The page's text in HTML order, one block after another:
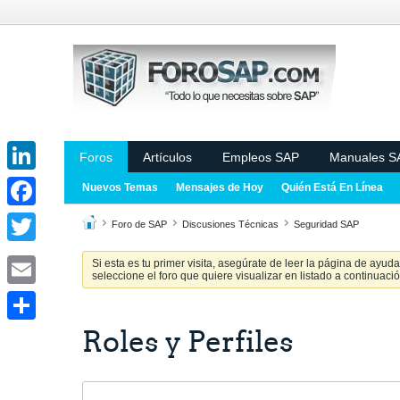
Foros Artículos Empleos SAP Manuales
Nuevos Temas Mensajes de Hoy Quién Está En Línea
Foro de SAP Discusiones Técnicas Seguridad SAP
Si esta es tu primer visita, asegúrate de leer la página de ayuda
seleccione el foro que quiere visualizar en listado a
Roles y Perfiles
LinkedIn
Facebook
Twitter
Email